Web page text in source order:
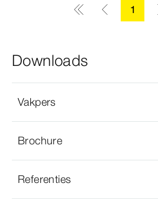
1
Downloads
Vakpers
Brochure
Referenties